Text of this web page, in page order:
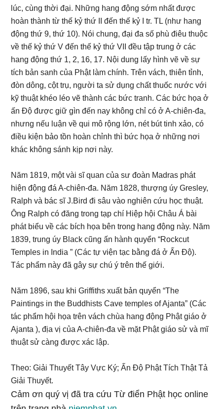
lúc, cùng thời đại. Những hang động sớm nhất được
hoàn thành từ thế kỷ thứ II đến thế kỷ I tr. TL (như hang
động thứ 9, thứ 10). Nói chung, đại đa số phù điêu thuộc
về thế kỷ thứ V đến thế kỷ thứ VII đều tập trung ở các
hang động thứ 1, 2, 16, 17. Nội dung lấy hình vẽ về sự
tích bản sanh của Phật làm chính. Trên vách, thiên tỉnh,
đòn dông, cột trụ, người ta sử dụng chất thuốc nước với
kỹ thuật khéo léo vẽ thành các bức tranh. Các bức họa ở
ấn Độ được giữ gìn đến nay không chỉ có ở A-chiên-đa,
nhưng nếu luận về qui mô rộng lớn, nét bút tinh xảo, có
điều kiện bảo tồn hoàn chỉnh thì bức họa ở những nơi
khác không sánh kịp nơi này.
Năm 1819, một vài sĩ quan của sư đoàn Madras phát
hiện động đá A-chiên-đa. Năm 1828, thượng úy Gresley,
Ralph và bác sĩ J.Bird đi sâu vào nghiên cứu học thuật.
Ông Ralph có đăng trong tạp chí Hiệp hội Châu Á bài
phát biểu về các bích họa bên trong hang động này. Năm
1839, trung úy Black cũng ấn hành quyển “Rockcut
Temples in India ” (Các tự viện tạc bằng đá ở Ấn Độ).
Tác phẩm này đã gây sự chú ý trên thế giới.
Năm 1896, sau khi Griffiths xuất bản quyển “The
Paintings in the Buddhists Cave temples of Ajanta” (Các
tác phẩm hội họa trên vách chùa hang động Phật giáo ở
Ajanta ), địa vị của A-chiên-đa về mặt Phật giáo sử và mĩ
thuật sử càng được xác lập.
Theo: Giải Thuyết Tây Vực Ký; Ấn Độ Phật Tích Thật Tả
Giải Thuyết.
Cảm ơn quý vị đã tra cứu Từ điển Phật học online